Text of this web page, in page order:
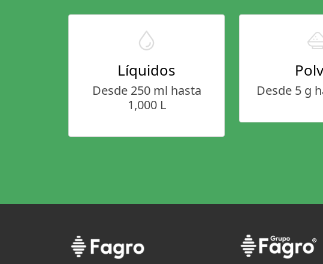
Líquidos
Desde 250 ml hasta
1,000 L
Desde 5 g